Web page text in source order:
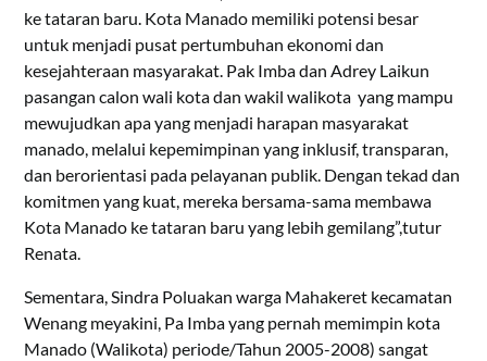
ke tataran baru. Kota Manado memiliki potensi besar
untuk menjadi pusat pertumbuhan ekonomi dan
kesejahteraan masyarakat. Pak Imba dan Adrey Laikun
pasangan calon wali kota dan wakil walikota yang mampu
mewujudkan apa yang menjadi harapan masyarakat
manado, melalui kepemimpinan yang inklusif, transparan,
dan berorientasi pada pelayanan publik. Dengan tekad dan
komitmen yang kuat, mereka bersama-sama membawa
Kota Manado ke tataran baru yang lebih gemilang”,tutur
Renata.
Sementara, Sindra Poluakan warga Mahakeret kecamatan
Wenang meyakini, Pa Imba yang pernah memimpin kota
Manado (Walikota) periode/Tahun 2005-2008) sangat